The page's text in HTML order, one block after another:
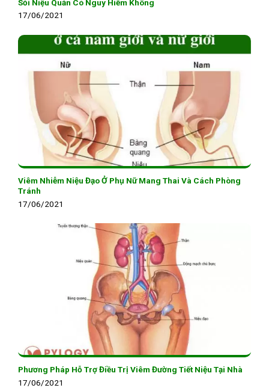
Sỏi Niệu Quản Có Nguy Hiểm Không
17/06/2021
Viêm Nhiễm Niệu Đạo Ở Phụ Nữ Mang Thai Và Cách Phòng
Tránh
17/06/2021
Phương Pháp Hỗ Trợ Điều Trị Viêm Đường Tiết Niệu Tại Nhà
17/06/2021